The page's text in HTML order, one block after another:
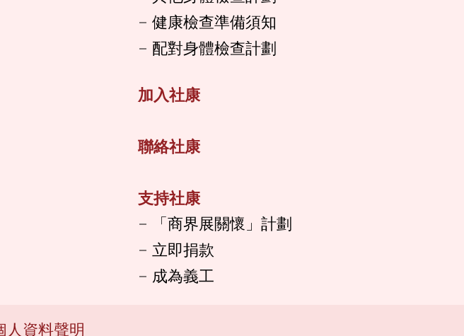
健康檢查準備須知
配對身體檢查計劃
加入社康
聯絡社康
支持社康
「商界展關懷」計劃
立即捐款
成為義工
人資料聲明